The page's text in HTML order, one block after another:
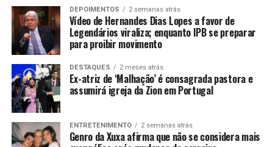
DEPOIMENTOS 2 semanas atrás
Vídeo de Hernandes Dias Lopes a favor de
Legendários viraliza; enquanto IPB se preparar
para proibir movimento
DESTAQUES 2 meses atrás
Ex-atriz de ‘Malhação’ é consagrada pastora e
assumirá igreja da Zion em Portugal
ENTRETENIMENTO 2 semanas atrás
Genro da Xuxa afirma que não se considera mais